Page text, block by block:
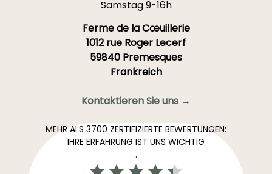
Samstag 9-16h
Ferme de la Cœuillerie
1012 rue Roger Lecerf
59840 Premesques
Frankreich
Kontaktieren Sie uns →
MEHR ALS 3700 ZERTIFIZIERTE BEWERTUNGEN:
IHRE ERFAHRUNG IST UNS WICHTIG
.